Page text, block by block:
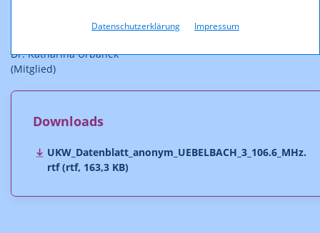
Datenschutzerklärung Impressum
Dr. Katharina Urbanek
(Mitglied)
Downloads
UKW_Datenblatt_anonym_UEBELBACH_3_106.6_MHz.
rtf (rtf, 163,3 KB)